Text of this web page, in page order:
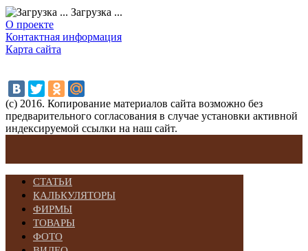
Загрузка ...
О проекте
Контактная информация
Карта сайта
(с) 2016. Копирование материалов сайта возможно без
предварительного согласования в случае установки активной
индексируемой ссылки на наш сайт.
СТАТЬИ
КАЛЬКУЛЯТОРЫ
ФИРМЫ
ТОВАРЫ
ФОТО